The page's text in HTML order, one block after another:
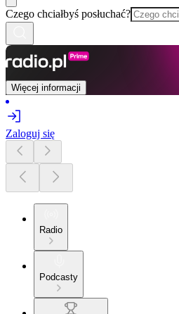
Czego chciałbyś posłuchać?
Więcej informacji
Zaloguj się
Radio
Podcasty